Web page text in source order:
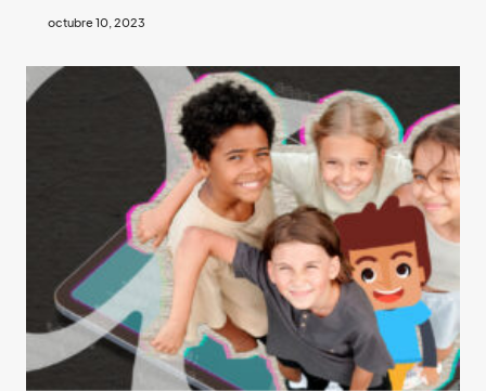
octubre 10, 2023